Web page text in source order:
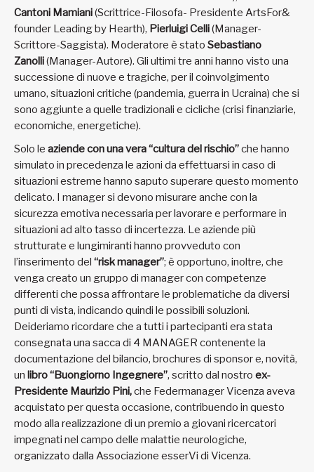
Cantoni Mamiani(Scrittrice-Filosofa- Presidente ArtsFor&
founder Leading by Hearth), Pierluigi Celli(Manager-
Scrittore-Saggista). Moderatore è stato Sebastiano
Zanolli(Manager-Autore). Gli ultimi tre anni hanno visto una
successione di nuove e tragiche, per il coinvolgimento
umano, situazioni critiche (pandemia, guerra in Ucraina) che si
sono aggiunte a quelle tradizionali e cicliche (crisi finanziarie,
economiche, energetiche).
Solo le aziende con una vera “cultura del rischio”che hanno
simulato in precedenza le azioni da effettuarsi in caso di
situazioni estreme hanno saputo superare questo momento
delicato. I manager si devono misurare anche con la
sicurezza emotiva necessaria per lavorare e performare in
situazioni ad alto tasso di incertezza. Le aziende più
strutturate e lungimiranti hanno provveduto con
l’inserimento del “risk manager”; è opportuno, inoltre, che
venga creato un gruppo di manager con competenze
differenti che possa affrontare le problematiche da diversi
punti di vista, indicando quindi le possibili soluzioni.
Deideriamo ricordare che a tutti i partecipanti era stata
consegnata una sacca di 4 MANAGER contenente la
documentazione del bilancio, brochures di sponsor e, novità,
un libro “Buongiorno Ingegnere”, scritto dal nostro ex-
Presidente Maurizio Pini,che Federmanager Vicenza aveva
acquistato per questa occasione, contribuendo in questo
modo alla realizzazione di un premio a giovani ricercatori
impegnati nel campo delle malattie neurologiche,
organizzato dalla Associazione esserVi di Vicenza.